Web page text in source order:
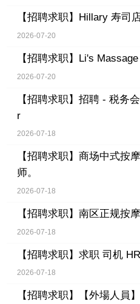
【招聘求职】 Hillary 寿司
2026-07-20
【招聘求职】 Li's
2026-07-20
【招聘求职】 招聘 - 税务
r
2026-07-18
【招聘求职】 商场中式按
师。
2026-07-18
【招聘求职】 南区正规按
2026-07-18
【招聘求职】 求职
2026-07-18
【招聘求职】 【外場人員